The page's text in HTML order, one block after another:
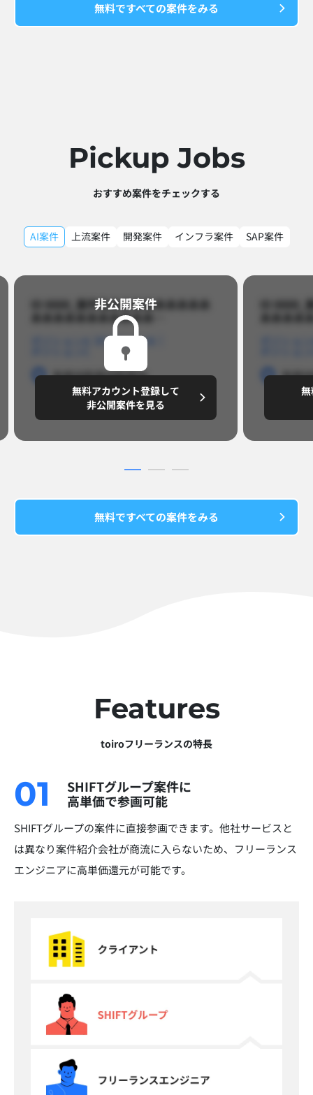
無料ですべての案件をみる
Pickup Jobs​
おすすめ案件をチェックする
AI案件 上流案件 開発案件 インフラ案件 SAP案件
ID 8888_案件名あああああああああ
あああああああああああ…​
ポジションB
勤務地勤務地勤務地
～8,888,8888円/月
非公開案件​
無料アカウント登録して
非公開案件を見る
ID
勤務地
無料ですべての案件をみる
Features
toiroフリーランスの特長
01
SHIFTグループ案件に
高単価で参画可能
SHIFTグループの案件に直接参画できます。他社サービスと
は異なり案件紹介会社が商流に入らないため、フリーランス
エンジニアに高単価還元が可能です。​​